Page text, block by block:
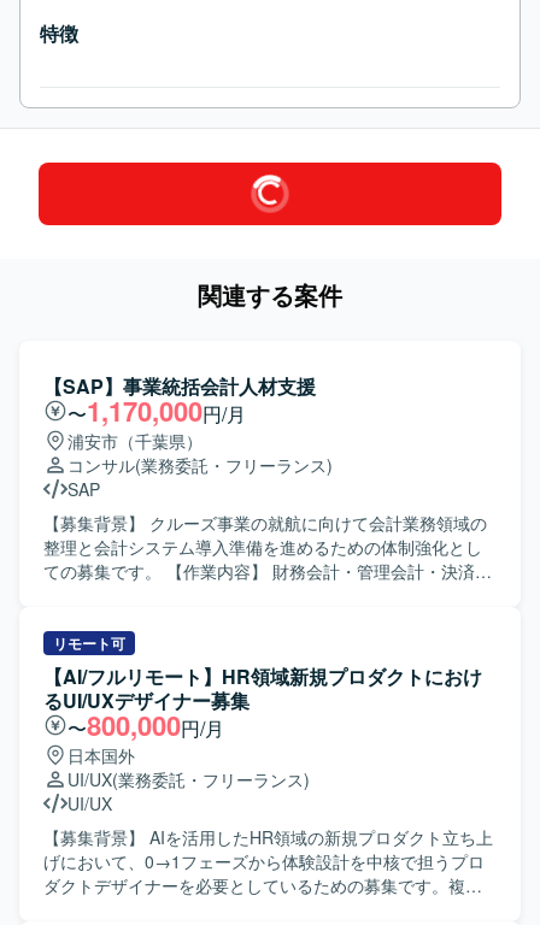
特徴
関連する案件
【SAP】事業統括会計人材支援
〜1,170,000円/月
浦安市（千葉県）
コンサル(業務委託・フリーランス)
SAP
【募集背景】 クルーズ事業の就航に向けて会計業務領域の
整理と会計システム導入準備を進めるための体制強化とし
ての募集です。 【作業内容】 財務会計・管理会計・決済・
ただきます。 また、販売管理・購買管理・在庫管理・棚卸
等の周辺業務と会計領域の連携を見据え、経理部門側の立
場で業務整理や会計処理の接続整理を推進していただきま
す。 さらに、会計システム導入に向けた業務要件、機能要
件、データ連携要件の整理や、会計システムと周辺システ
ムの連携論点整理を行っていただきます。 必要に応じて、
経理実務の一部対応や資料作成を通じて、経理部門の業務
負荷軽減にも携わっていただきます。 【求める人物像】 会
計知識だけでなく実際の経理業務への理解が深く、業務・
データ・帳票・管理項目を整理したうえで要件化できる方
を求めています。 現場ヒアリングを通じて事実を整理し、
リモート可
【AI/フルリモート】HR領域新規プロダクトにおけ
るUI/UXデザイナー募集
〜800,000円/月
日本国外
UI/UX(業務委託・フリーランス)
UI/UX
【募集背景】 AIを活用したHR領域の新規プロダクト立ち上
げにおいて、0→1フェーズから体験設計を中核で担うプロ
ダクトデザイナーを必要としているための募集です。複数